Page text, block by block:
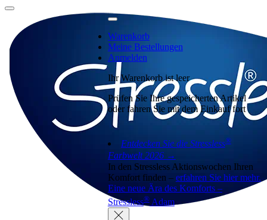
Warenkorb
Meine Bestellungen
Anmelden
Ihr Warenkorb ist leer
Prüfen Sie Ihre gespeicherten Artikel
oder fahren Sie mit dem Einkauf fort
Entdecken Sie die Stressless®
Farbwelt 2026 →
In den Stressless Aktionswochen Ihren
Komfort finden – erfahren Sie hier mehr.
Eine neue Ära des Komforts –
Stressless®Adam